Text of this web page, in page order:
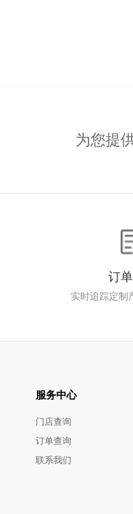
为您提
订
实时追踪定制
服务中心
门店查询
订单查询
联系我们